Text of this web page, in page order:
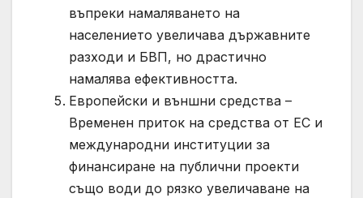
въпреки намаляването на
населението увеличава държавните
разходи и БВП, но драстично
намалява ефективността.
Европейски и външни средства –
Временен приток на средства от ЕС и
международни институции за
финансиране на публични проекти
също води до рязко увеличаване на